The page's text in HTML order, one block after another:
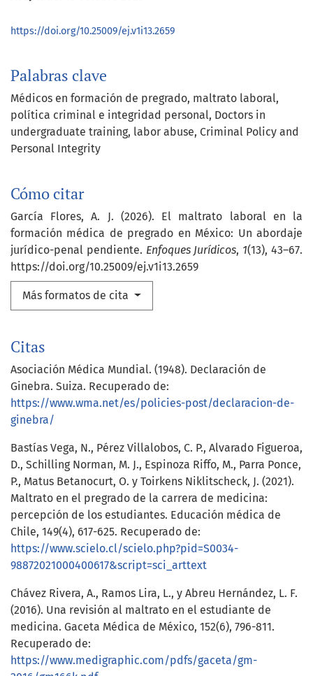
Palabras clave
Médicos en formación de pregrado maltrato laboral
política criminal e integridad personal Doctors in
undergraduate training labor abuse Criminal Policy and
Personal Integrity
Cómo citar
García Flores, A. J. (2026). El maltrato laboral en la
formación médica de pregrado en México: Un abordaje
jurídico-penal pendiente. Enfoques Jurídicos, 1(13), 43–67.
https://doi.org/10.25009/ej.v1i13.2659
Más formatos de cita
https://doi.org/10.25009/ej.v1i13.2659
Citas
Asociación Médica Mundial. (1948). Declaración de
Ginebra. Suiza. Recuperado de:
https://www.wma.net/es/policies-post/declaracion-de-
ginebra/
Bastías Vega, N., Pérez Villalobos, C. P., Alvarado Figueroa,
D., Schilling Norman, M. J., Espinoza Riffo, M., Parra Ponce,
P., Matus Betanocurt, O. y Toirkens Niklitscheck, J. (2021).
Maltrato en el pregrado de la carrera de medicina:
percepción de los estudiantes. Educación médica de
Chile, 149(4), 617-625. Recuperado de:
https://www.scielo.cl/scielo.php?pid=S0034-
98872021000400617&script=sci_arttext
Chávez Rivera, A., Ramos Lira, L., y Abreu Hernández, L. F.
(2016). Una revisión al maltrato en el estudiante de
medicina. Gaceta Médica de México, 152(6), 796-811.
Recuperado de:
https://www.medigraphic.com/pdfs/gaceta/gm-